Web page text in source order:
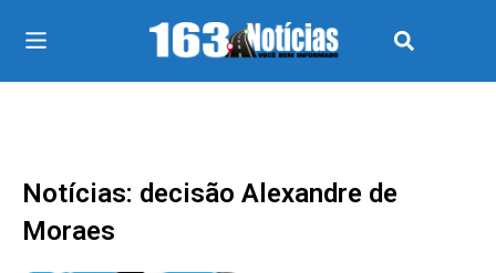
Notícias: decisão Alexandre de
Moraes